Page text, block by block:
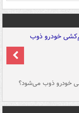
خودرو ذوب می‌شود؟